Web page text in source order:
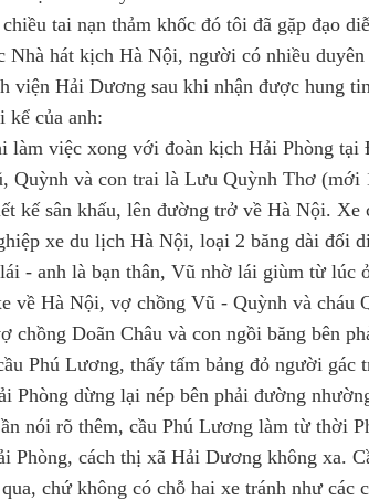
tai nạn thảm khốc đó tôi đã gặp đạo
Nhà hát kịch Hà Nội, người có nhiều
viện Hải Dương sau khi nhận được hung
kể của anh:
làm việc xong với đoàn kịch Hải Phòng
Quỳnh và con trai là Lưu Quỳnh Thơ (mới
kế sân khấu, lên đường trở về Hà Nội. Xe
xe du lịch Hà Nội, loại 2 băng dài đối
- anh là bạn thân, Vũ nhờ lái giùm từ lúc
về Hà Nội, vợ chồng Vũ - Quỳnh và cháu
chồng Doãn Châu và con ngồi băng bên
Phú Lương, thấy tấm bảng đỏ người gác
Phòng dừng lại nép bên phải đường
nói rõ thêm, cầu Phú Lương làm từ thời
Phòng, cách thị xã Hải Dương không xa.
chứ không có chỗ hai xe tránh như các